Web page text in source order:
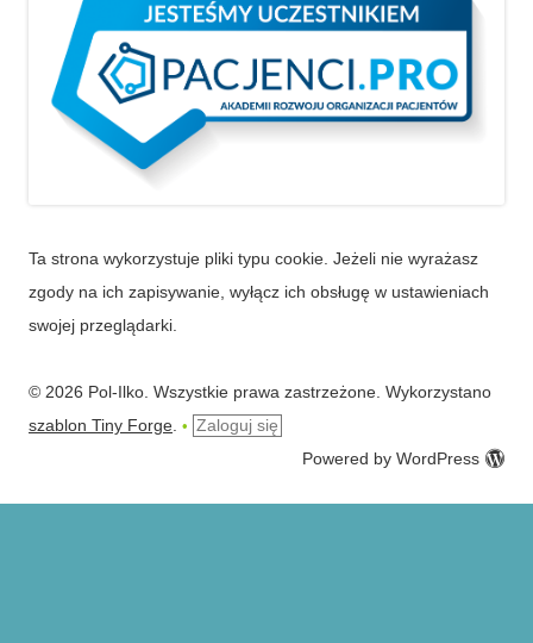
Ta strona wykorzystuje pliki typu cookie. Jeżeli nie wyrażasz
zgody na ich zapisywanie, wyłącz ich obsługę w ustawieniach
swojej przeglądarki.
© 2026 Pol-Ilko. Wszystkie prawa zastrzeżone. Wykorzystano
szablon Tiny Forge • Zaloguj się
Powered by WordPress